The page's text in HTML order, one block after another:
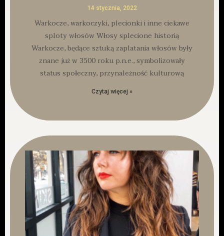
14 stycznia, 2022
Warkocze, warkoczyki, plecionki i inne ciekawe
sploty włosów Włosy splecione historią
Warkocze, będące sztuką zaplatania włosów były
znane już w 3500 roku p.n.e., symbolizowały
status społeczny, przynależność kulturową
Czytaj więcej »